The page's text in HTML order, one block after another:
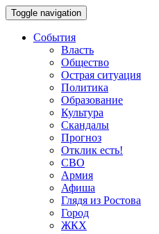
Toggle navigation
События
Власть
Общество
Острая ситуация
Политика
Образование
Культура
Скандалы
Прогноз
Отклик есть!
СВО
Армия
Афиша
Глядя из Ростова
Город
ЖКХ